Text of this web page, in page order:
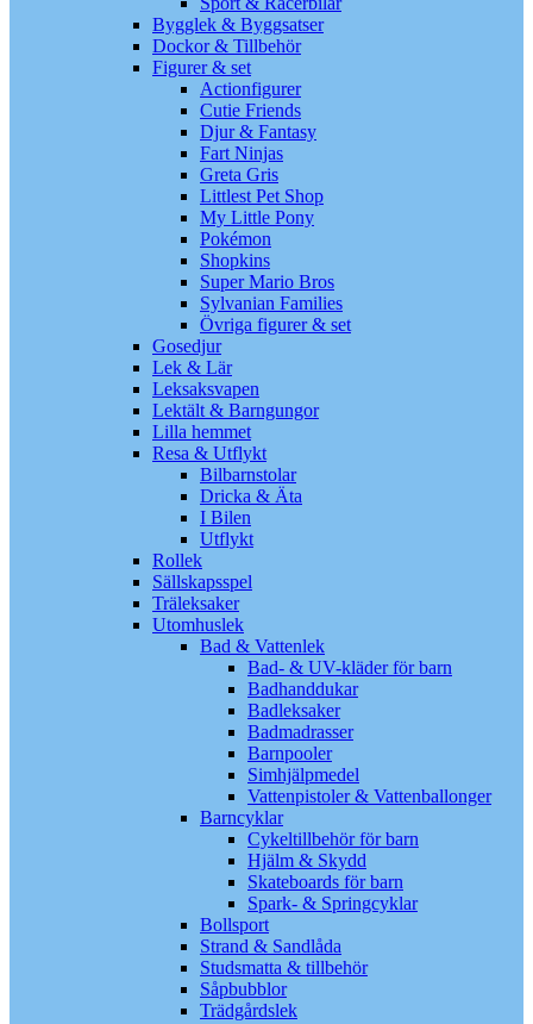
Bygglek & Byggsatser
Dockor & Tillbehör
Figurer & set
Actionfigurer
Cutie Friends
Djur & Fantasy
Fart Ninjas
Greta Gris
Littlest Pet Shop
My Little Pony
Pokémon
Shopkins
Super Mario Bros
Sylvanian Families
Övriga figurer & set
Gosedjur
Lek & Lär
Leksaksvapen
Lektält & Barngungor
Lilla hemmet
Resa & Utflykt
Bilbarnstolar
Dricka & Äta
I Bilen
Utflykt
Rollek
Sällskapsspel
Träleksaker
Utomhuslek
Bad & Vattenlek
Bad- & UV-kläder för barn
Badhanddukar
Badleksaker
Badmadrasser
Barnpooler
Simhjälpmedel
Vattenpistoler & Vattenballonger
Barncyklar
Cykeltillbehör för barn
Hjälm & Skydd
Skateboards för barn
Spark- & Springcyklar
Bollsport
Strand & Sandlåda
Studsmatta & tillbehör
Såpbubblor
Trädgårdslek